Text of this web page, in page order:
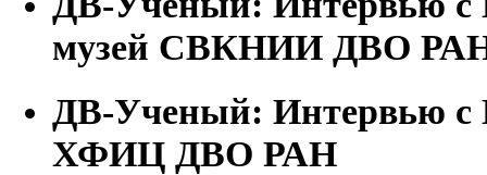
музей СВКНИИ ДВО
ДВ-Ученый: Интервью
ХФИЦ ДВО РАН